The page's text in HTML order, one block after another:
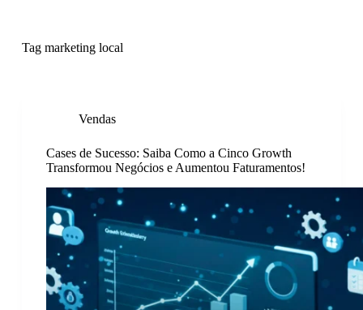
Tagmarketing local
Vendas
Cases de Sucesso: Saiba Como a Cinco Growth
Transformou Negócios e Aumentou Faturamentos!